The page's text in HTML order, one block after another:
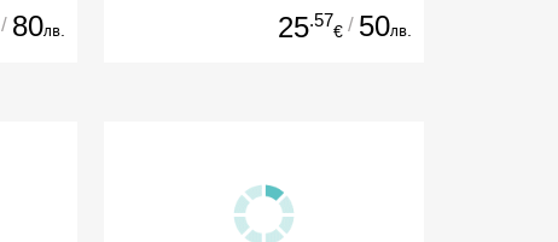
/ 80лв.
Естетичен център Симона
25.57
€ / 50лв.